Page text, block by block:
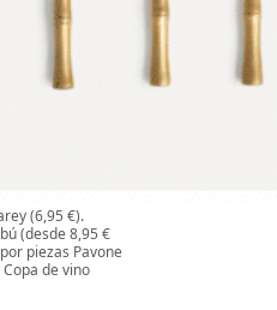
(6,95 €).
(desde 8,95 €
piezas Pavone
de vino